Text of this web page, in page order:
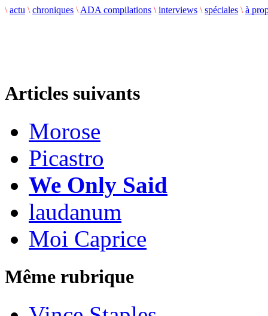
\ actu \ chroniques \ ADA compilations \ interviews \ spéciales \ à
Articles suivants
Morose
Picastro
We Only Said
laudanum
Moi Caprice
Même rubrique